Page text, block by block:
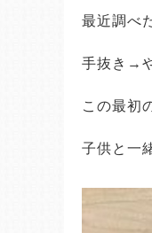
最近調べ
手抜き→
この最初
子供と一